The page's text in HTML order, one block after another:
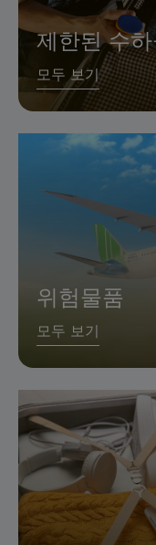
제한된 수
모두 보기
위험물품
모두 보기